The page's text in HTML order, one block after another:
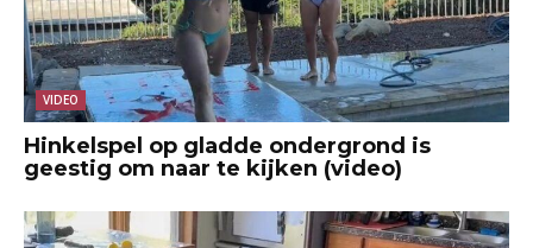
VIDEO
Hinkelspel op gladde ondergrond is
geestig om naar te kijken (video)